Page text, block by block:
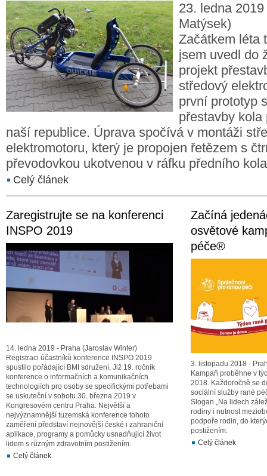
23. ledna
Matýsek)
Začátkem léta
jsem uvedl do
projekt
středový
první prototyp
přestavby
naší republice. Úprava spočívá v montáži
elektromotoru, který je propojen řetězem s
převodovkou ukotvenou v ráfku předního
Celý článek
Zaregistrujte se na konferenci
INSPO 2019
14. ledna 2019 - Praha (Jaroslav Winter)
Registraci účastníků konference INSPO 2019
spustilo pořádající BMI sdružení. Již 19. ročník
konference o informačních a komunikačních
technologiích pro osoby se specifickými potřebami
se uskuteční v sobotu 30. března 2019 v
Kongresovém centru Praha. Největší a
nejvýznamnější tuzemská konference tohoto
zaměření představí nejnovější české i zahraniční
aplikace, programy a pomůcky usnadňující život
lidem s různým zdravotním postižením.
Celý článek
Začíná
osvětové
péče®
3. listopadu 2018 -
Kampaň proběhne v
2018. Každoročně se
sociální služby rané
Slogan „Na lidech
rodiny i nutnost
podpoře rodin, do
postižením.
Celý článek